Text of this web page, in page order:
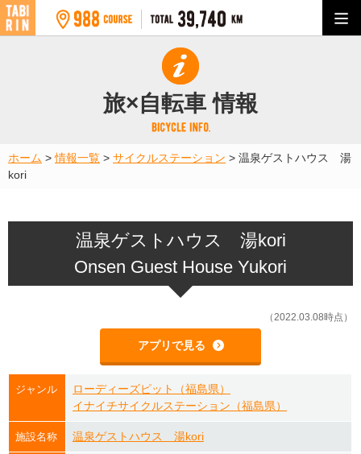
旅×自転車 情報
ホーム >情報一覧 > サイクルステーション > 温泉ゲストハウス 湯
kori
温泉ゲストハウス 湯kori
Onsen Guest House Yukori
（2022.03.08時点）
アプリで見る
ジャンル
ローディーズピット（福島県）
イナイチサイクルステーション（福島県）
施設名称 温泉ゲストハウス 湯kori